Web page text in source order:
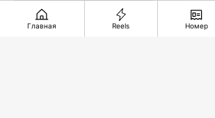
Главная Reels Номер